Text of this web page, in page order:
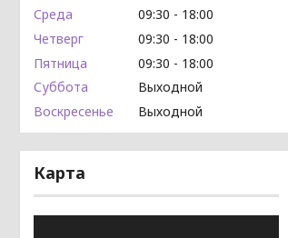
Среда
09:30
18:00
Четверг
09:30
18:00
Пятница
09:30
18:00
Суббота
Выходной
Воскресенье
Выходной
Карта